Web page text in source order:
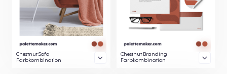
Chestnut Sofa
Farbkombination
Chestnut Branding
Farbkombination